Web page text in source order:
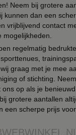
Neem bij grotere
kunnen dan een
vrijblijvend contact
regelmatig
graag met je mee
of stichting.
op als je
grotere aantallen
een scherpe prijs